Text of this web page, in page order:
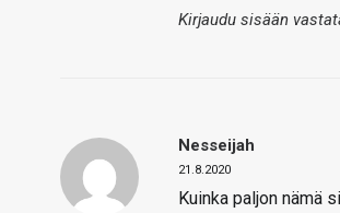
Kirjaudu sisään
Nesseijah
21.8.2020
Kuinka paljon nämä